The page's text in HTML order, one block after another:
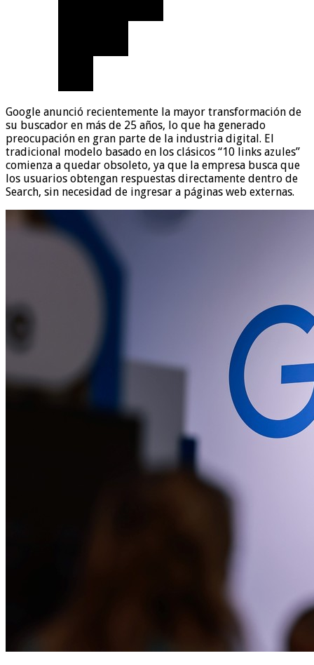
Google anunció recientemente la mayor transformación de
su buscador en más de 25 años, lo que ha generado
preocupación en gran parte de la industria digital. El
tradicional modelo basado en los clásicos “10 links azules”
comienza a quedar obsoleto, ya que la empresa busca que
los usuarios obtengan respuestas directamente dentro de
Search, sin necesidad de ingresar a páginas web externas.